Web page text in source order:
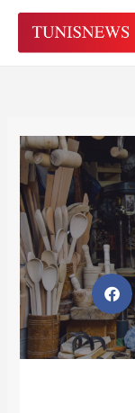
Aller
contenu